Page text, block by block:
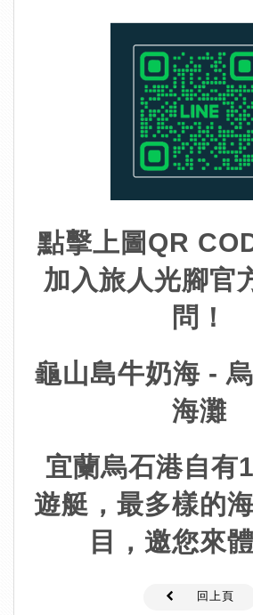
點擊上圖QR
加入旅人光腳官
問！
龜山島牛奶海 -
海灘
宜蘭烏石港自有
遊艇，最多樣的
目，邀您來
回上頁